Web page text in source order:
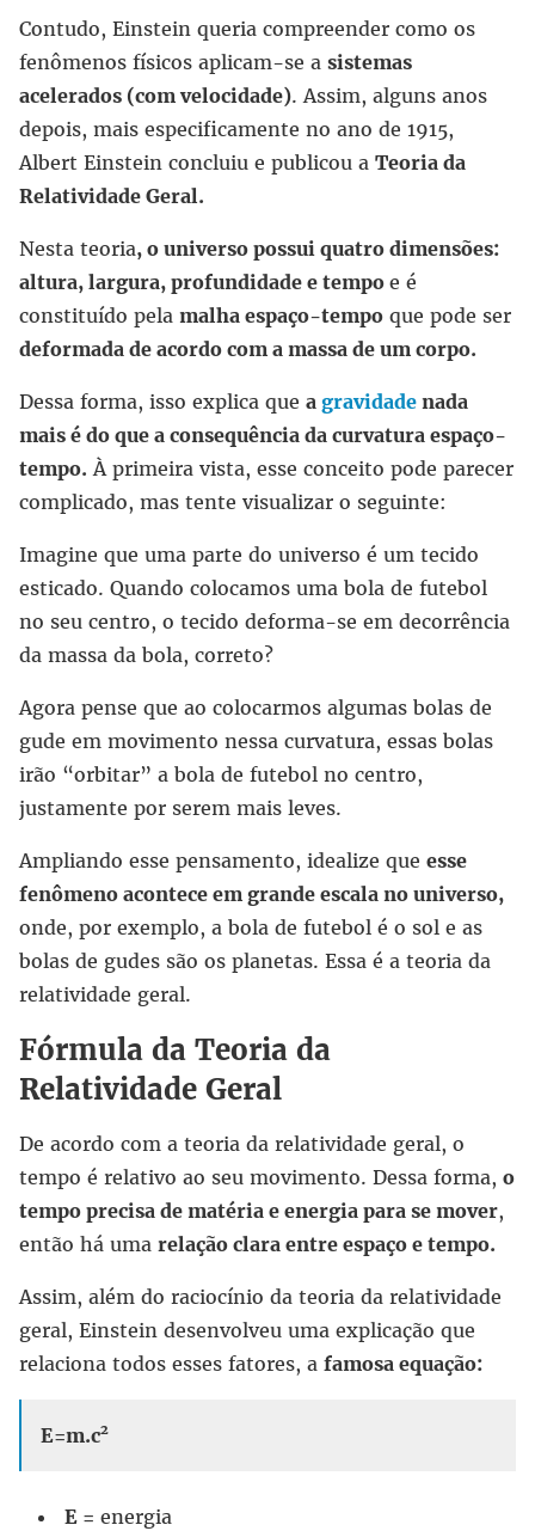
Contudo, Einstein queria compreender como os
fenômenos físicos aplicam-se a sistemas
acelerados (com velocidade). Assim, alguns anos
depois, mais especificamente no ano de 1915,
Albert Einstein concluiu e publicou a Teoria da
Relatividade Geral.
Nesta teoria, o universo possui quatro dimensões:
altura, largura, profundidade e tempo e é
constituído pela malha espaço-tempo que pode ser
deformada de acordo com a massa de um corpo.
Dessa forma, isso explica que a gravidade nada
mais é do que a consequência da curvatura espaço-
tempo. À primeira vista, esse conceito pode parecer
complicado, mas tente visualizar o seguinte:
Imagine que uma parte do universo é um tecido
esticado. Quando colocamos uma bola de futebol
no seu centro, o tecido deforma-se em decorrência
da massa da bola, correto?
Agora pense que ao colocarmos algumas bolas de
gude em movimento nessa curvatura, essas bolas
irão “orbitar” a bola de futebol no centro,
justamente por serem mais leves.
Ampliando esse pensamento, idealize que esse
fenômeno acontece em grande escala no universo,
onde, por exemplo, a bola de futebol é o sol e as
bolas de gudes são os planetas. Essa é a teoria da
relatividade geral.
Fórmula da Teoria da
Relatividade Geral
De acordo com a teoria da relatividade geral, o
tempo é relativo ao seu movimento. Dessa forma, o
tempo precisa de matéria e energia para se mover,
então há uma relação clara entre espaço e tempo.
Assim, além do raciocínio da teoria da relatividade
geral, Einstein desenvolveu uma explicação que
relaciona todos esses fatores, a famosa equação:
E=m.c²
E = energia